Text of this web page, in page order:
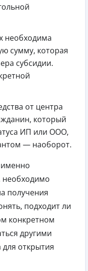
необходима
сумму, которая
субсидии.
от центра
который
ИП или ООО,
— наоборот.
именно
необходимо
получения
подходит ли
конкретном
другими
открытия